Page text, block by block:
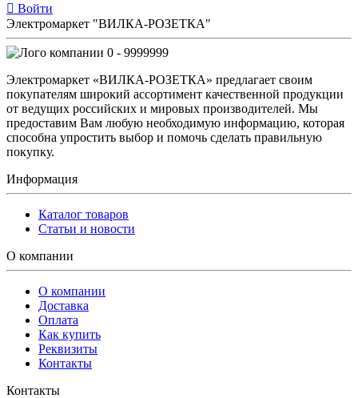
Войти
Электромаркет "ВИЛКА-РОЗЕТКА"
0 - 9999999
Электромаркет «ВИЛКА-РОЗЕТКА» предлагает своим
покупателям широкий ассортимент качественной продукции
от ведущих российских и мировых производителей. Мы
предоставим Вам любую необходимую информацию, которая
способна упростить выбор и помочь сделать правильную
покупку.
Информация
Каталог товаров
Статьи и новости
О компании
О компании
Доставка
Оплата
Как купить
Реквизиты
Контакты
Контакты